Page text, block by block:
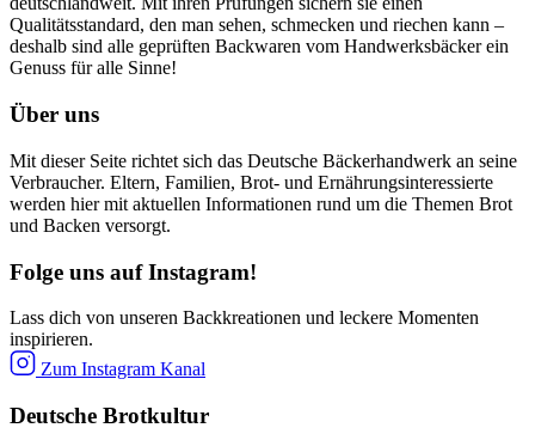
Qualitätsstandard, den man sehen, schmecken und riechen kann –
deshalb sind alle geprüften Backwaren vom Handwerksbäcker ein
Genuss für alle Sinne!
Über uns
Mit dieser Seite richtet sich das Deutsche Bäckerhandwerk an seine
Verbraucher. Eltern, Familien, Brot- und Ernährungsinteressierte
werden hier mit aktuellen Informationen rund um die Themen Brot
und Backen versorgt.
Folge uns auf Instagram!
Lass dich von unseren Backkreationen und leckere Momenten
inspirieren.
Zum Instagram Kanal
Deutsche Brotkultur